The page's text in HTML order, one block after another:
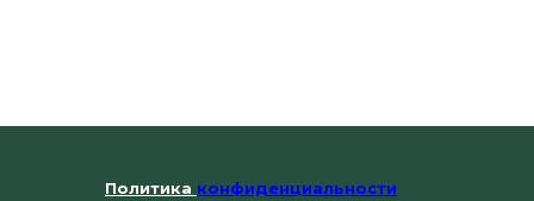
Политика конфиденциальности